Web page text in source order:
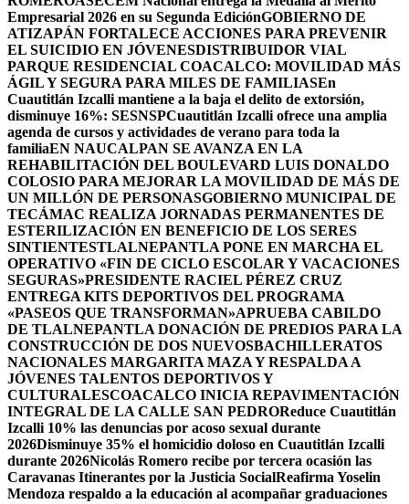
Empresarial 2026 en su Segunda EdiciónGOBIERNO DE
ATIZAPÁN FORTALECE ACCIONES PARA PREVENIR
EL SUICIDIO EN JÓVENESDISTRIBUIDOR VIAL
PARQUE RESIDENCIAL COACALCO: MOVILIDAD MÁS
ÁGIL Y SEGURA PARA MILES DE FAMILIASEn
Cuautitlán Izcalli mantiene a la baja el delito de extorsión,
disminuye 16%: SESNSPCuautitlán Izcalli ofrece una amplia
agenda de cursos y actividades de verano para toda la
familiaEN NAUCALPAN SE AVANZA EN LA
REHABILITACIÓN DEL BOULEVARD LUIS DONALDO
COLOSIO PARA MEJORAR LA MOVILIDAD DE MÁS DE
UN MILLÓN DE PERSONASGOBIERNO MUNICIPAL DE
TECÁMAC REALIZA JORNADAS PERMANENTES DE
ESTERILIZACIÓN EN BENEFICIO DE LOS SERES
SINTIENTESTLALNEPANTLA PONE EN MARCHA EL
OPERATIVO «FIN DE CICLO ESCOLAR Y VACACIONES
SEGURAS»PRESIDENTE RACIEL PÉREZ CRUZ
ENTREGA KITS DEPORTIVOS DEL PROGRAMA
«PASEOS QUE TRANSFORMAN»APRUEBA CABILDO
DE TLALNEPANTLA DONACIÓN DE PREDIOS PARA LA
CONSTRUCCIÓN DE DOS NUEVOSBACHILLERATOS
NACIONALES MARGARITA MAZA Y RESPALDA A
JÓVENES TALENTOS DEPORTIVOS Y
CULTURALESCOACALCO INICIA REPAVIMENTACIÓN
INTEGRAL DE LA CALLE SAN PEDROReduce Cuautitlán
Izcalli 10% las denuncias por acoso sexual durante
2026Disminuye 35% el homicidio doloso en Cuautitlán Izcalli
durante 2026Nicolás Romero recibe por tercera ocasión las
Caravanas Itinerantes por la Justicia SocialReafirma Yoselin
Mendoza respaldo a la educación al acompañar graduaciones